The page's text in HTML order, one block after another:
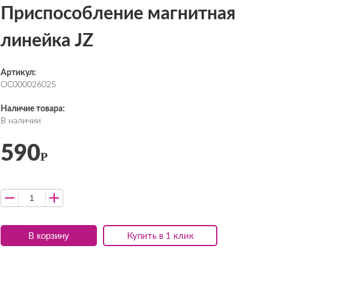
Приспособление магнитная
линейка JZ
Артикул:
ОС000026025
Наличие товара:
В наличии
Купить в 1 клик
590Р
В корзину